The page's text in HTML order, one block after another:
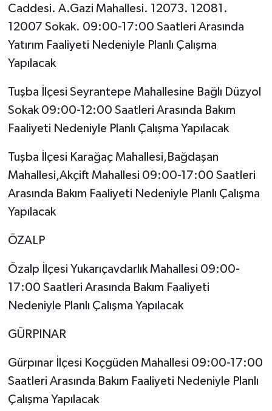
Caddesi. A.Gazi Mahallesi. 12073. 12081.
12007 Sokak. 09:00-17:00 Saatleri Arasında
Yatırım Faaliyeti Nedeniyle Planlı Çalışma
Yapılacak
Tuşba İlçesi Seyrantepe Mahallesine Bağlı Düzyol
Sokak 09:00-12:00 Saatleri Arasında Bakım
Faaliyeti Nedeniyle Planlı Çalışma Yapılacak
Tuşba İlçesi Karağaç Mahallesi,Bağdaşan
Mahallesi,Akçift Mahallesi 09:00-17:00 Saatleri
Arasında Bakım Faaliyeti Nedeniyle Planlı Çalışma
Yapılacak
ÖZALP
Özalp İlçesi Yukarıçavdarlık Mahallesi 09:00-
17:00 Saatleri Arasında Bakım Faaliyeti
Nedeniyle Planlı Çalışma Yapılacak
GÜRPINAR
Gürpınar İlçesi Koçgüden Mahallesi 09:00-17:00
Saatleri Arasında Bakım Faaliyeti Nedeniyle Planlı
Çalışma Yapılacak